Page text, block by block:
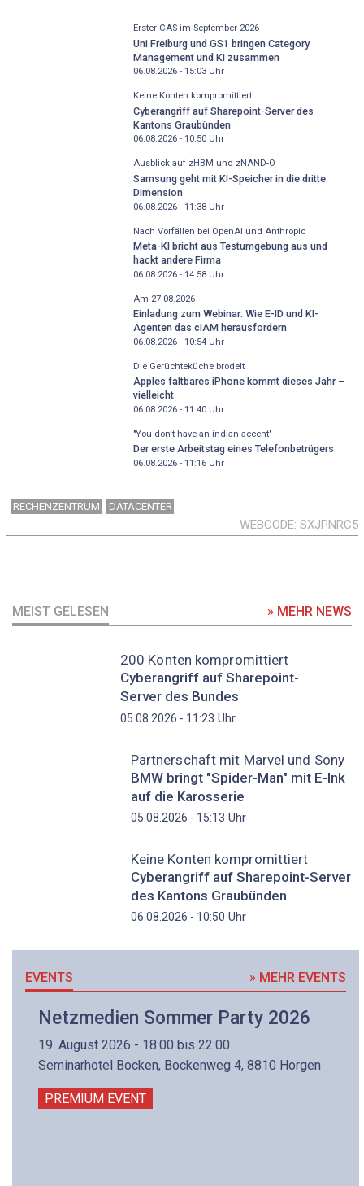
Erster CAS im September 2026
Uni Freiburg und GS1 bringen Category
Management und KI zusammen
06.08.2026 - 15:03Uhr
Keine Konten kompromittiert
Cyberangriff auf Sharepoint-Server des
Kantons Graubünden
06.08.2026 - 10:50Uhr
Ausblick auf zHBM und zNAND-O
Samsung geht mit KI-Speicher in die dritte
Dimension
06.08.2026 - 11:38Uhr
Nach Vorfällen bei OpenAI und Anthropic
Meta-KI bricht aus Testumgebung aus und
hackt andere Firma
06.08.2026 - 14:58Uhr
Am 27.08.2026
Einladung zum Webinar: Wie E-ID und KI-
Agenten das cIAM herausfordern
06.08.2026 - 10:54Uhr
Die Gerüchteküche brodelt
Apples faltbares iPhone kommt dieses Jahr –
vielleicht
06.08.2026 - 11:40Uhr
"You don't have an indian accent"
Der erste Arbeitstag eines Telefonbetrügers
06.08.2026 - 11:16Uhr
RECHENZENTRUM DATACENTER
WEBCODE SXJPNRC5
MEIST GELESEN » MEHR NEWS
200 Konten kompromittiert
Cyberangriff auf Sharepoint-
Server des Bundes
05.08.2026 - 11:23 Uhr
Partnerschaft mit Marvel und Sony
BMW bringt "Spider-Man" mit E-Ink
auf die Karosserie
05.08.2026 - 15:13 Uhr
Keine Konten kompromittiert
Cyberangriff auf Sharepoint-Server
des Kantons Graubünden
06.08.2026 - 10:50 Uhr
EVENTS » MEHR EVENTS
Netzmedien Sommer Party 2026
19. August 2026 - 18:00 bis 22:00
Seminarhotel Bocken, Bockenweg 4, 8810 Horgen
PREMIUM EVENT